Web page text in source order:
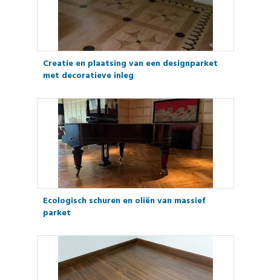
Creatie en plaatsing van een designparket
met decoratieve inleg
Ecologisch schuren en oliën van massief
parket